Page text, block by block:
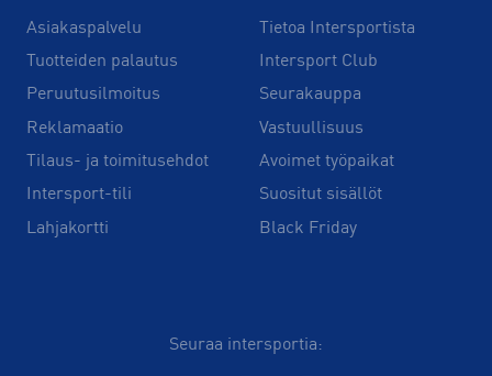
Asiakaspalvelu
Tuotteiden palautus
Peruutusilmoitus
Reklamaatio
Tilaus- ja toimitusehdot
Intersport-tili
Lahjakortti
Tietoa Intersportista
Intersport Club
Seurakauppa
Vastuullisuus
Avoimet työpaikat
Suositut sisällöt
Black Friday
Seuraa intersportia: